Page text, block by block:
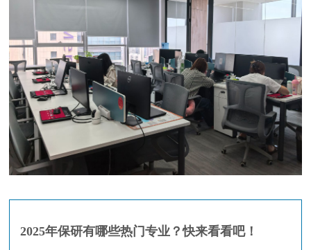
2025年保研有哪些热门专业？快来看看吧！